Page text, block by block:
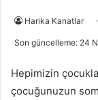
Harika Kanatlar
Son güncelleme: 24
Hepimizin
çocuğunuzun